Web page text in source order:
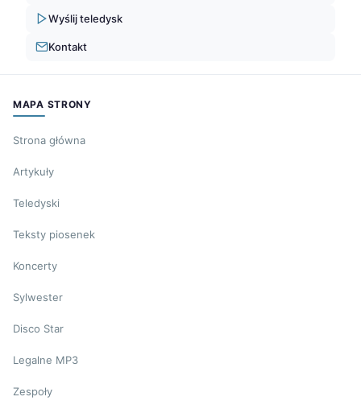
Wyślij teledysk
Kontakt
MAPA STRONY
Strona główna
Artykuły
Teledyski
Teksty piosenek
Koncerty
Sylwester
Disco Star
Legalne MP3
Zespoły